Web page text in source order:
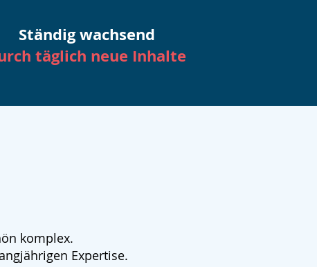
Ständig wachsend
täglich neue Inhalte
komplex.
Expertise.